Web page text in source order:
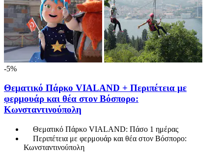
-5%
Θεματικό Πάρκο VIALAND + Περιπέτεια με
φερμουάρ και θέα στον Βόσπορο:
Κωνσταντινούπολη
Θεματικό Πάρκο VIALAND: Πάσο 1 ημέρας
Περιπέτεια με φερμουάρ και θέα στον Βόσπορο:
Κωνσταντινούπολη